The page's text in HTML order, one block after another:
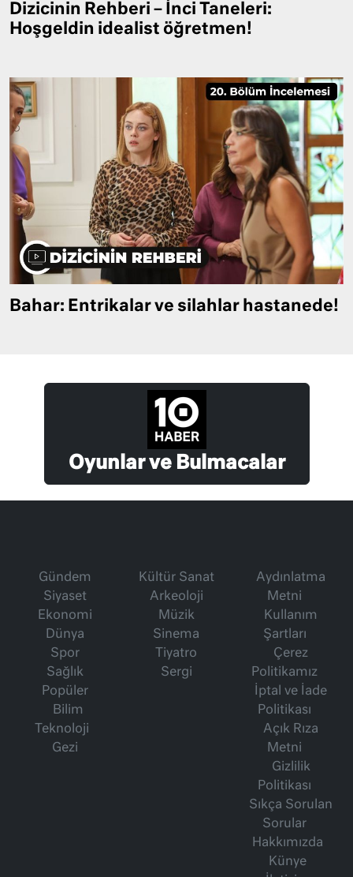
Dizicinin Rehberi – İnci Taneleri:
Hoşgeldin idealist öğretmen!
Bahar: Entrikalar ve silahlar hastanede!
Oyunlar ve Bulmacalar
Gündem
Siyaset
Ekonomi
Dünya
Spor
Sağlık
Popüler
Bilim
Teknoloji
Gezi
Kültür Sanat
Arkeoloji
Müzik
Sinema
Tiyatro
Sergi
Aydınlatma
Metni
Kullanım
Şartları
Çerez
Politikamız
İptal ve İade
Politikası
Açık Rıza
Metni
Gizlilik
Politikası
Sıkça Sorulan
Sorular
Hakkımızda
Künye